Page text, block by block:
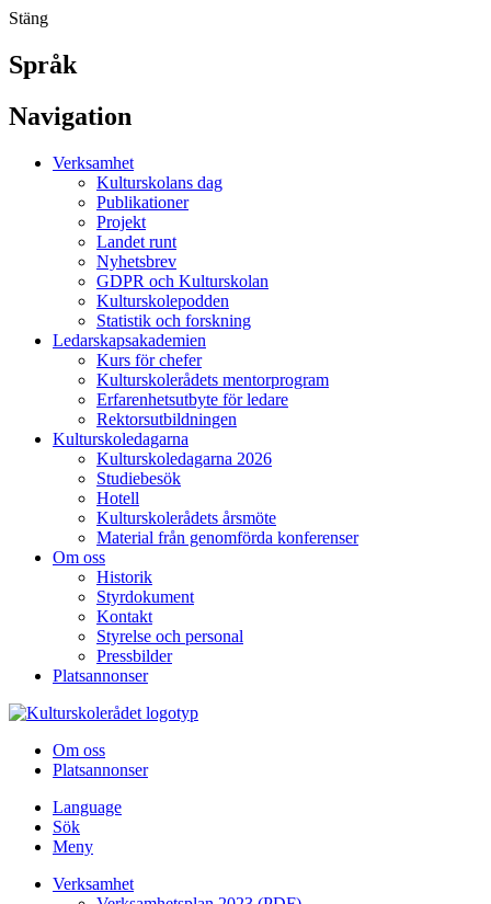
Stäng
Språk
Navigation
Verksamhet
Kulturskolans dag
Publikationer
Projekt
Landet runt
Nyhetsbrev
GDPR och Kulturskolan
Kulturskolepodden
Statistik och forskning
Ledarskapsakademien
Kurs för chefer
Kulturskolerådets mentorprogram
Erfarenhetsutbyte för ledare
Rektorsutbildningen
Kulturskoledagarna
Kulturskoledagarna 2026
Studiebesök
Hotell
Kulturskolerådets årsmöte
Material från genomförda konferenser
Om oss
Historik
Styrdokument
Kontakt
Styrelse och personal
Pressbilder
Platsannonser
Hoppa till innehållet
Om oss
Platsannonser
Language
Sök
Meny
Verksamhet